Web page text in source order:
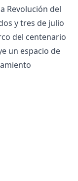
Revolución del
y tres de julio
del centenario
un espacio de